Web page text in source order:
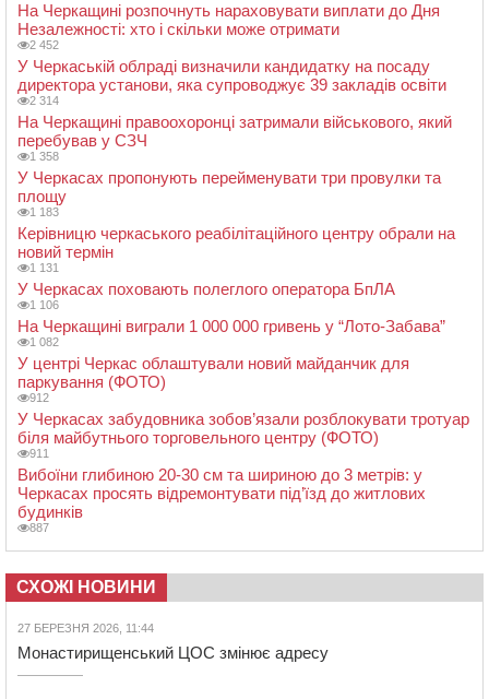
На Черкащині розпочнуть нараховувати виплати до Дня
Незалежності: хто і скільки може отримати
2 452
У Черкаській облраді визначили кандидатку на посаду
директора установи, яка супроводжує 39 закладів освіти
2 314
На Черкащині правоохоронці затримали військового, який
перебував у СЗЧ
1 358
У Черкасах пропонують перейменувати три провулки та
площу
1 183
Керівницю черкаського реабілітаційного центру обрали на
новий термін
1 131
У Черкасах поховають полеглого оператора БпЛА
1 106
На Черкащині виграли 1 000 000 гривень у “Лото-Забава”
1 082
У центрі Черкас облаштували новий майданчик для
паркування (ФОТО)
912
У Черкасах забудовника зобов’язали розблокувати тротуар
біля майбутнього торговельного центру (ФОТО)
911
Вибоїни глибиною 20-30 см та шириною до 3 метрів: у
Черкасах просять відремонтувати під’їзд до житлових
будинків
887
СХОЖІ НОВИНИ
27 БЕРЕЗНЯ 2026, 11:44
Монастирищенський ЦОС змінює адресу